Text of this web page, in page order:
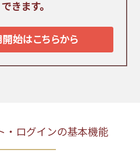
できます。
始はこちらから
・ログインの基本機能